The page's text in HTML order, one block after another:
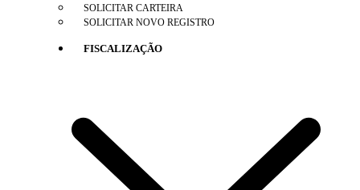
SOLICITAR CARTEIRA
SOLICITAR NOVO REGISTRO
FISCALIZAÇÃO